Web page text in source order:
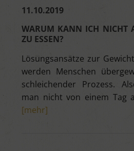
11.10.2019
WARUM KANN ICH NICHT
ZU ESSEN?
Lösungsansätze zur
werden Menschen
schleichender Prozess.
man nicht von einem Tag
[mehr]